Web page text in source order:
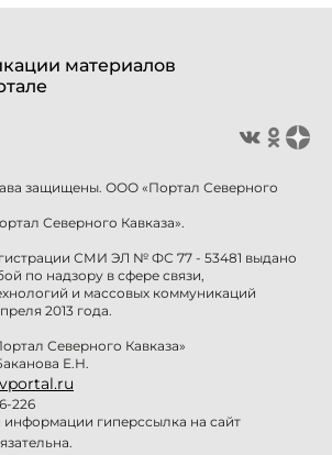
материалов
защищены. ООО «Портал Северного
Северного Кавказа».
СМИ ЭЛ № ФС 77 - 53481 выдано
по надзору в сфере связи,
и массовых коммуникаций
2013 года.
Северного Кавказа»
Е.Н.
226
гиперссылка на сайт